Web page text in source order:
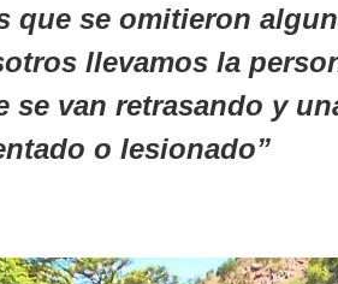
que se omitieron
llevamos la
van retrasando y
o lesionado